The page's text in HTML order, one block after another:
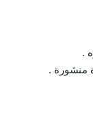
.
منشورة .